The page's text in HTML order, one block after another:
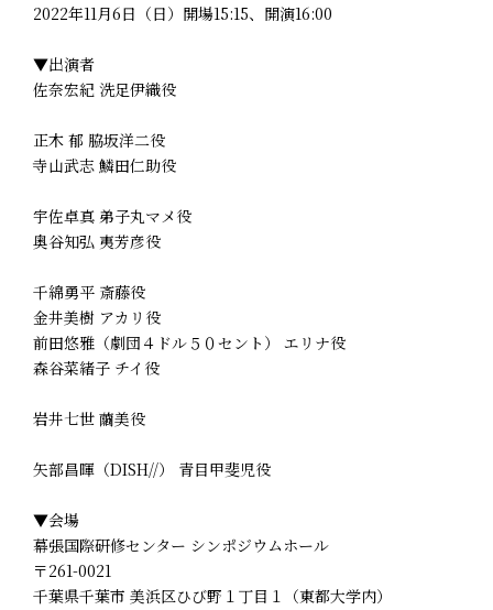
2022年11月6日（日）開場15:15、開演16:00
▼出演者
佐奈宏紀 洗足伊織役
正木 郁 脇坂洋二役
寺山武志 鱗田仁助役
宇佐卓真 弟子丸マメ役
奥谷知弘 夷芳彦役
千綿勇平 斎藤役
金井美樹 アカリ役
前田悠雅（劇団４ドル５０セント） エリナ役
森谷菜緒子 チイ役
岩井七世 繭美役
矢部昌暉（DISH//） 青目甲斐児役
▼会場
幕張国際研修センター シンポジウムホール
〒261-0021
千葉県千葉市 美浜区ひび野１丁目１（東都大学内）